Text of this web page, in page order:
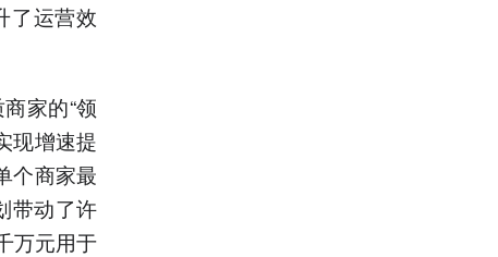
了运营效
家的“领
现增速提
个商家最
带动了许
万元用于